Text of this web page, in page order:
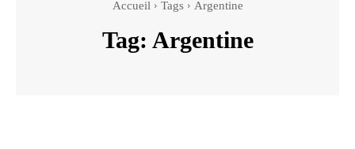
Accueil Tags Argentine
Tag: Argentine